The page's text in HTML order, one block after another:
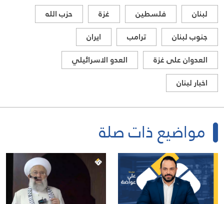
لبنان فلسطين غزة
حزب الله
جنوب لبنان
ترامب
ايران
العدوان على غزة
العدو الاسرائيلي
اخبار لبنان
مواضيع ذات صلة